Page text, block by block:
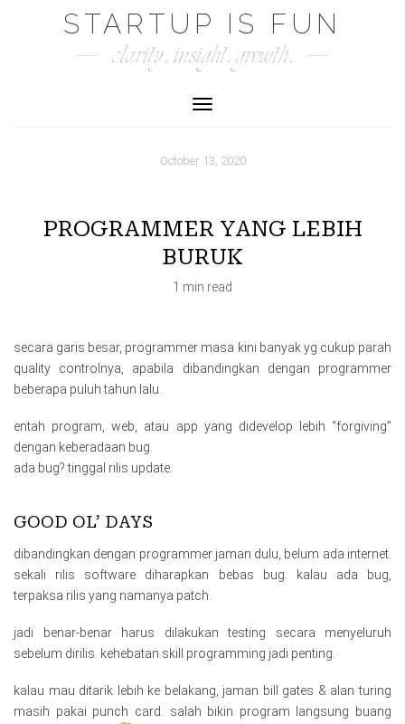
STARTUP IS FUN
clarity. insight. growth.
Toggle Navigation
October 13, 2020
PROGRAMMER YANG LEBIH
BURUK
1 min read
secara garis besar, programmer masa kini banyak yg cukup parah
quality controlnya, apabila dibandingkan dengan programmer
beberapa puluh tahun lalu.
entah program, web, atau app yang didevelop lebih “forgiving”
dengan keberadaan bug.
ada bug? tinggal rilis update.
GOOD OL’ DAYS
dibandingkan dengan programmer jaman dulu, belum ada internet.
sekali rilis software diharapkan bebas bug. kalau ada bug,
terpaksa rilis yang namanya patch.
jadi benar-benar harus dilakukan testing secara menyeluruh
sebelum dirilis. kehebatan skill programming jadi penting.
kalau mau ditarik lebih ke belakang, jaman bill gates & alan turing
masih pakai punch card. salah bikin program langsung buang